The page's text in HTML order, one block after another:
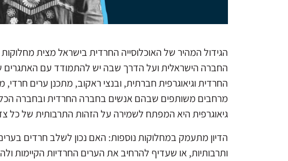
הגידול המהיר של האוכלוסייה החרדית בישראל מצית
החברה הישראלית ועל הדרך שבה יש להתמודד עם
החרדית וגיאוגרפית חברתית, ובנצי ראקוב, מתכנן ערים
מרחבים משותפים שבהם אנשים בחברה החרדית ובחברה
גיאוגרפית היא המפתח לשמירה על הזהות התרבותית של כל
הדיון מתעמק במחלוקות נוספות: האם נכון לשלב חרדים
ותרבותיות, או שעדיף להרחיב את הערים החרדיות